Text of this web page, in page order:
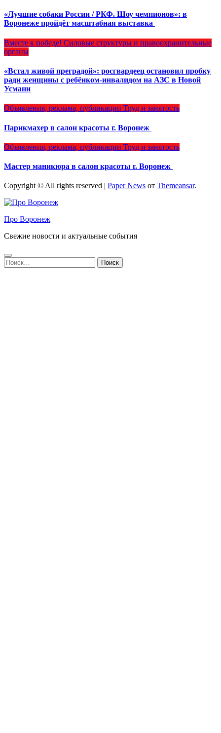
«Лучшие собаки России / РКФ. Шоу чемпионов»: в
Воронеже пройдёт масштабная выставка
Вместе к победе! Силовые структуры и правоохранительные
органы
«Встал живой преградой»: росгвардеец остановил пробку
ради женщины с ребёнком-инвалидом на АЗС в Новой
Усмани
Объявления, реклама, публикации Труд и занятость
Парикмахер в салон красоты г. Воронеж
Объявления, реклама, публикации Труд и занятость
Мастер маникюра в салон красоты г. Воронеж
Copyright © All rights reserved | Paper News от Themeansar.
Про Воронеж
Свежие новости и актуальные события
Найти: